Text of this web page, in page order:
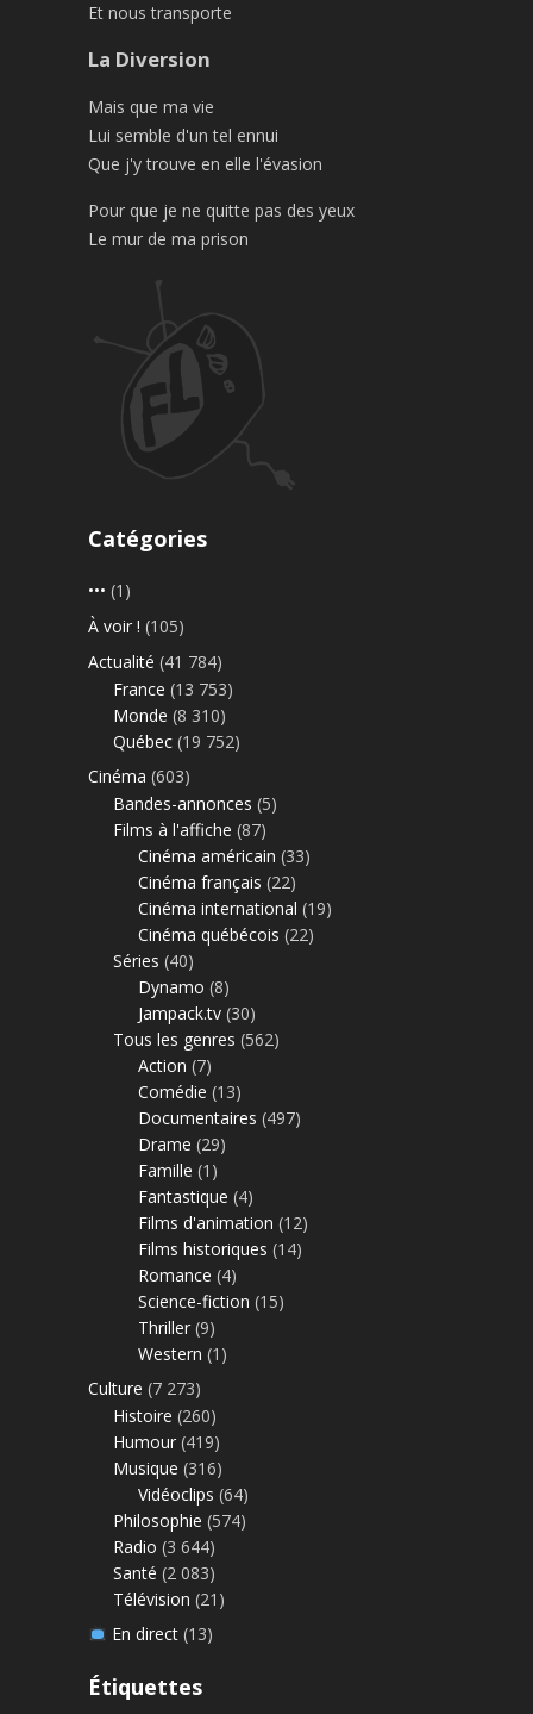
Et nous transporte
La Diversion
Mais que ma vie
Lui semble d'un tel ennui
Que j'y trouve en elle l'évasion
Pour que je ne quitte pas des yeux
Le mur de ma prison
Catégories
••• (1)
À voir ! (105)
Actualité (41 784)
France (13 753)
Monde (8 310)
Québec (19 752)
Cinéma (603)
Bandes-annonces (5)
Films à l'affiche (87)
Cinéma américain (33)
Cinéma français (22)
Cinéma international (19)
Cinéma québécois (22)
Séries (40)
Dynamo (8)
Jampack.tv (30)
Tous les genres (562)
Action (7)
Comédie (13)
Documentaires (497)
Drame (29)
Famille (1)
Fantastique (4)
Films d'animation (12)
Films historiques (14)
Romance (4)
Science-fiction (15)
Thriller (9)
Western (1)
Culture (7 273)
Histoire (260)
Humour (419)
Musique (316)
Vidéoclips (64)
Philosophie (574)
Radio (3 644)
Santé (2 083)
Télévision (21)
En direct(13)
Étiquettes